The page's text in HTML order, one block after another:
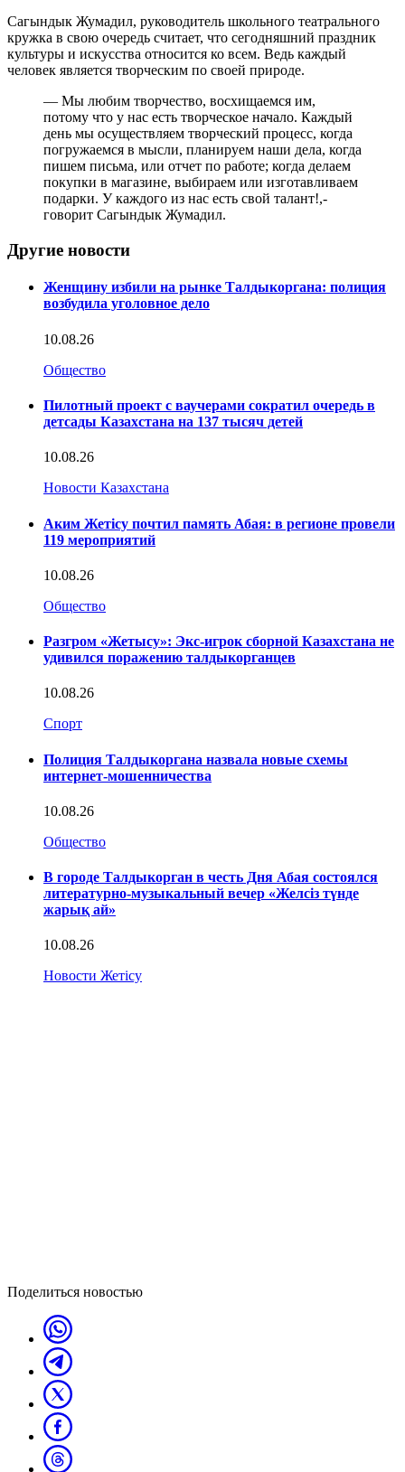
Сагындык Жумадил, руководитель школьного театрального
кружка в свою очередь считает, что сегодняшний праздник
культуры и искусства относится ко всем. Ведь каждый
человек является творческим по своей природе.
— Мы любим творчество, восхищаемся им,
потому что у нас есть творческое начало. Каждый
день мы осуществляем творческий процесс, когда
погружаемся в мысли, планируем наши дела, когда
пишем письма, или отчет по работе; когда делаем
покупки в магазине, выбираем или изготавливаем
подарки. У каждого из нас есть свой талант!,-
говорит Сагындык Жумадил.
Другие новости
Женщину избили на рынке Талдыкоргана: полиция
возбудила уголовное дело
10.08.26
Общество
Пилотный проект с ваучерами сократил очередь в
детсады Казахстана на 137 тысяч детей
10.08.26
Новости Казахстана
Аким Жетісу почтил память Абая: в регионе провели
119 мероприятий
10.08.26
Общество
Разгром «Жетысу»: Экс-игрок сборной Казахстана не
удивился поражению талдыкорганцев
10.08.26
Спорт
Полиция Талдыкоргана назвала новые схемы
интернет-мошенничества
10.08.26
Общество
В городе Талдыкорган в честь Дня Абая состоялся
литературно-музыкальный вечер «Желсіз түнде
жарық ай»
10.08.26
Новости Жетісу
Поделиться новостью